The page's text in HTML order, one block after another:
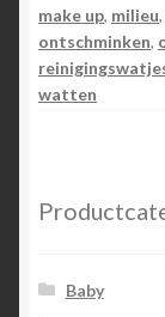
make up, milieu,
ontschminken,
watten
Baby